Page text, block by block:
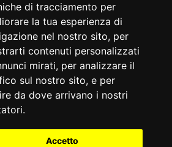
di tracciamento per
la tua esperienza di
nel nostro sito, per
contenuti personalizzati
mirati, per analizzare il
sul nostro sito, e per
da dove arrivano i nostri
Accetto